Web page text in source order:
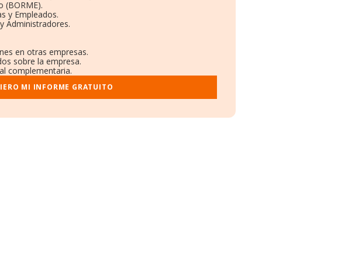
(BORME).
y Empleados.
Administradores.
en otras empresas.
sobre la empresa.
complementaria.
MI INFORME GRATUITO